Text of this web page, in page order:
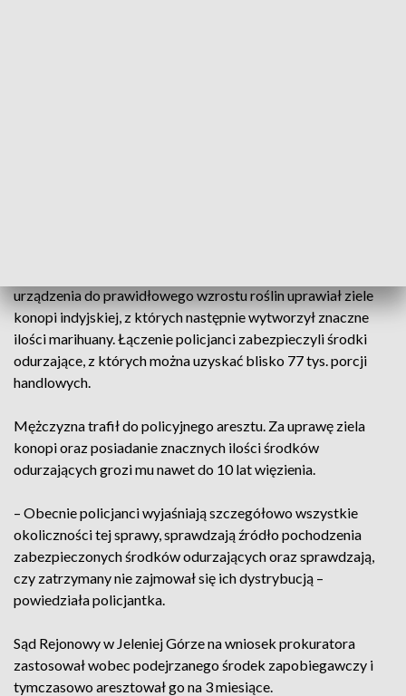
urządzenia do prawidłowego wzrostu roślin uprawiał ziele
konopi indyjskiej, z których następnie wytworzył znaczne
ilości marihuany. Łączenie policjanci zabezpieczyli środki
odurzające, z których można uzyskać blisko 77 tys. porcji
handlowych.
Mężczyzna trafił do policyjnego aresztu. Za uprawę ziela
konopi oraz posiadanie znacznych ilości środków
odurzających grozi mu nawet do 10 lat więzienia.
– Obecnie policjanci wyjaśniają szczegółowo wszystkie
okoliczności tej sprawy, sprawdzają źródło pochodzenia
zabezpieczonych środków odurzających oraz sprawdzają,
czy zatrzymany nie zajmował się ich dystrybucją –
powiedziała policjantka.
Sąd Rejonowy w Jeleniej Górze na wniosek prokuratora
zastosował wobec podejrzanego środek zapobiegawczy i
tymczasowo aresztował go na 3 miesiące.